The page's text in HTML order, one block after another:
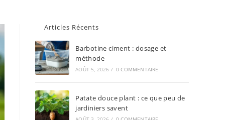
Articles Récents
Barbotine ciment : dosage et
méthode
AOÛT 5, 2026 / 0 COMMENTAIRE
Patate douce plant : ce que peu de
jardiniers savent